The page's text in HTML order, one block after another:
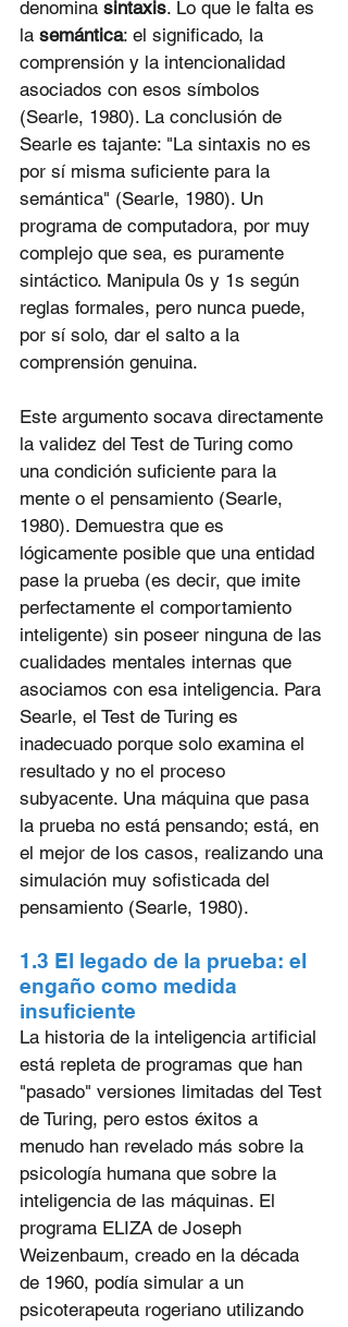
denomina sintaxis. Lo que le falta es
la semántica: el significado, la
comprensión y la intencionalidad
asociados con esos símbolos
(Searle, 1980). La conclusión de
Searle es tajante: "La sintaxis no es
por sí misma suficiente para la
semántica" (Searle, 1980). Un
programa de computadora, por muy
complejo que sea, es puramente
sintáctico. Manipula 0s y 1s según
reglas formales, pero nunca puede,
por sí solo, dar el salto a la
comprensión genuina.
Este argumento socava directamente
la validez del Test de Turing como
una condición suficiente para la
mente o el pensamiento (Searle,
1980). Demuestra que es
lógicamente posible que una entidad
pase la prueba (es decir, que imite
perfectamente el comportamiento
inteligente) sin poseer ninguna de las
cualidades mentales internas que
asociamos con esa inteligencia. Para
Searle, el Test de Turing es
inadecuado porque solo examina el
resultado y no el proceso
subyacente. Una máquina que pasa
la prueba no está pensando; está, en
el mejor de los casos, realizando una
simulación muy sofisticada del
pensamiento (Searle, 1980).
1.3 El legado de la prueba: el
engaño como medida
insuficiente
La historia de la inteligencia artificial
está repleta de programas que han
"pasado" versiones limitadas del Test
de Turing, pero estos éxitos a
menudo han revelado más sobre la
psicología humana que sobre la
inteligencia de las máquinas. El
programa ELIZA de Joseph
Weizenbaum, creado en la década
de 1960, podía simular a un
psicoterapeuta rogeriano utilizando